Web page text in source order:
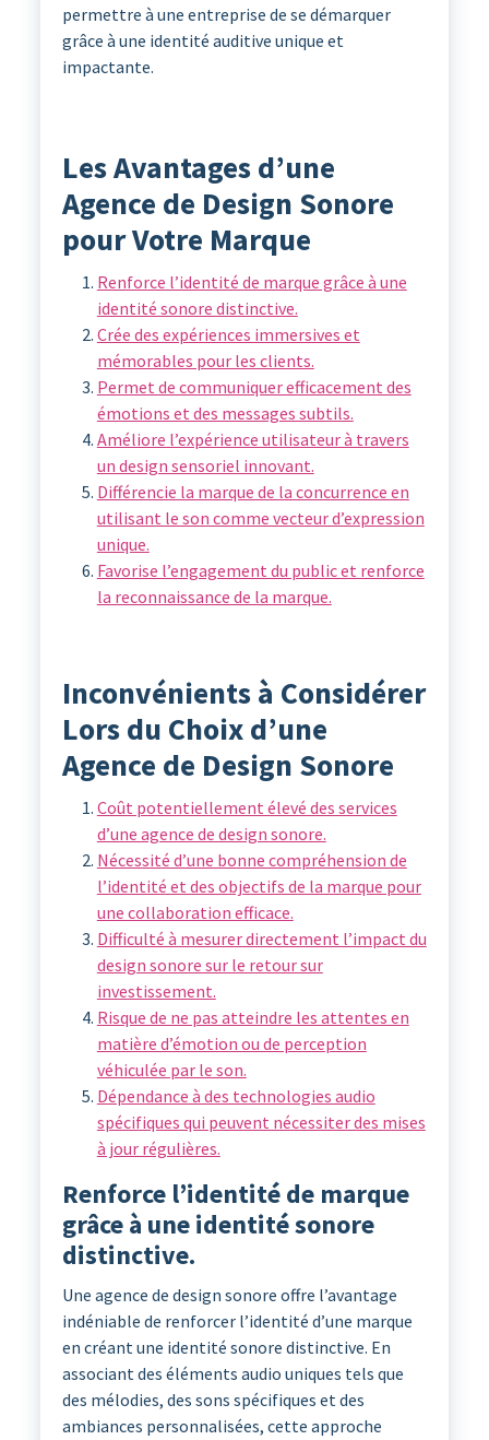
permettre à une entreprise de se démarquer
grâce à une identité auditive unique et
impactante.
Les Avantages d’une
Agence de Design Sonore
pour Votre Marque
Renforce l’identité de marque grâce à une
identité sonore distinctive.
Crée des expériences immersives et
mémorables pour les clients.
Permet de communiquer efficacement des
émotions et des messages subtils.
Améliore l’expérience utilisateur à travers
un design sensoriel innovant.
Différencie la marque de la concurrence en
utilisant le son comme vecteur d’expression
unique.
Favorise l’engagement du public et renforce
la reconnaissance de la marque.
Inconvénients à Considérer
Lors du Choix d’une
Agence de Design Sonore
Coût potentiellement élevé des services
d’une agence de design sonore.
Nécessité d’une bonne compréhension de
l’identité et des objectifs de la marque pour
une collaboration efficace.
Difficulté à mesurer directement l’impact du
design sonore sur le retour sur
investissement.
Risque de ne pas atteindre les attentes en
matière d’émotion ou de perception
véhiculée par le son.
Dépendance à des technologies audio
spécifiques qui peuvent nécessiter des mises
à jour régulières.
Renforce l’identité de marque
grâce à une identité sonore
distinctive.
Une agence de design sonore offre l’avantage
indéniable de renforcer l’identité d’une marque
en créant une identité sonore distinctive. En
associant des éléments audio uniques tels que
des mélodies, des sons spécifiques et des
ambiances personnalisées, cette approche